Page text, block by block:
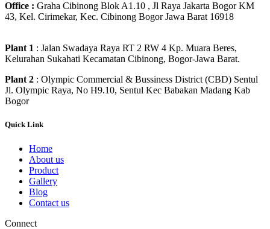
Office : Graha Cibinong Blok A1.10 , Jl Raya Jakarta Bogor KM
43, Kel. Cirimekar, Kec. Cibinong Bogor Jawa Barat 16918
Plant 1 : Jalan Swadaya Raya RT 2 RW 4 Kp. Muara Beres,
Kelurahan Sukahati Kecamatan Cibinong, Bogor-Jawa Barat.
Plant 2 : Olympic Commercial & Bussiness District (CBD) Sentul
Jl. Olympic Raya, No H9.10, Sentul Kec Babakan Madang Kab
Bogor
Quick Link
Home
About us
Product
Gallery
Blog
Contact us
Connect